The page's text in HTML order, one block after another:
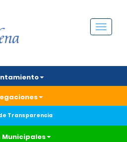
Menú
Transparencia
Municipales